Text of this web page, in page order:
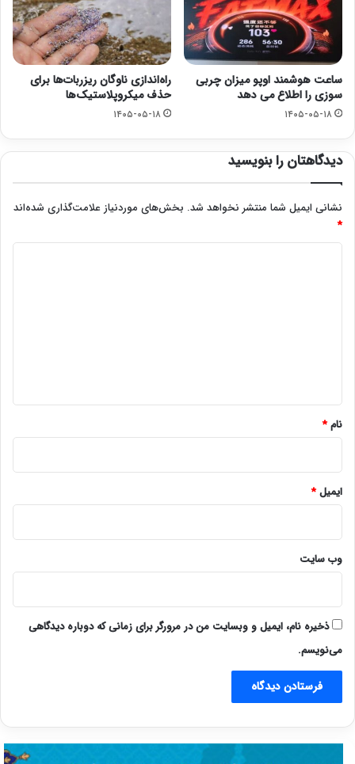
ساعت هوشمند اوپو میزان چربی
سوزی را اطلاع می دهد
۱۴۰۵-۰۵-۱۸
راه‌اندازی ناوگان ریزربات‌ها برای
حذف میکروپلاستیک‌ها
۱۴۰۵-۰۵-۱۸
دیدگاهتان را بنویسید
نشانی ایمیل شما منتشر نخواهد شد. بخش‌های موردنیاز علامت‌گذاری شده‌اند
*
نام*
ایمیل*
وب‌ سایت
ذخیره نام، ایمیل و وبسایت من در مرورگر برای زمانی که دوباره دیدگاهی
می‌نویسم.